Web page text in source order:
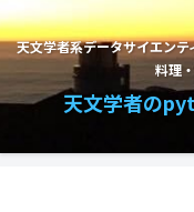
天文学者系データサイエン
料理
天文学者の